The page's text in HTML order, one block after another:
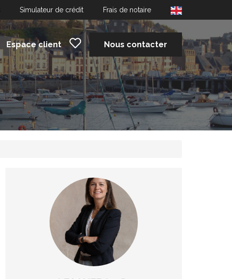
Simulateur de crédit Frais de notaire
Espace client Nous contacter